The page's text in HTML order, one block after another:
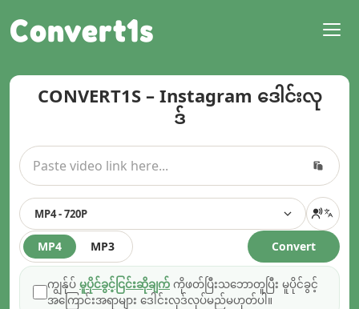
Convert1s
CONVERT1S – Instagram ဒေါင်းလု
ဒ်
MP4 MP3
MP4 - 720P
Convert
ကျွန်ုပ် မူပိုင်ခွင့်ငြင်းဆိုချက် ကိုဖတ်ပြီးသဘောတူပြီး မူပိုင်ခွင့်
အကြောင်းအရာများ ဒေါင်းလုဒ်လုပ်မည်မဟုတ်ပါ။